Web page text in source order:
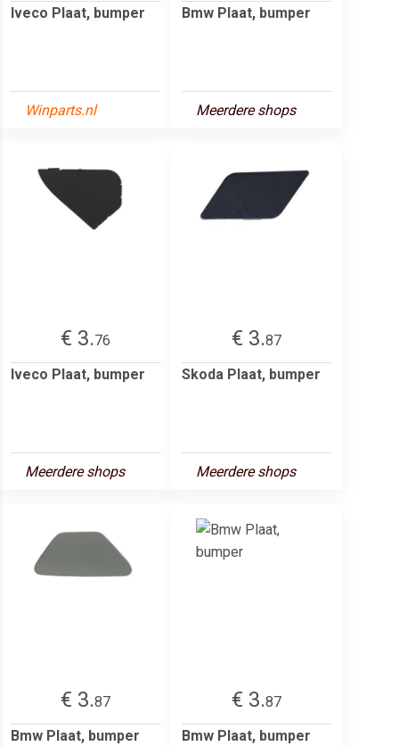
Iveco Plaat, bumper
Winparts.nl
Bmw Plaat, bumper
Meerdere shops
€ 3.76
Iveco Plaat, bumper
Meerdere shops
€ 3.87
Skoda Plaat, bumper
Meerdere shops
€ 3.87
Bmw Plaat, bumper
€ 3.87
Bmw Plaat, bumper